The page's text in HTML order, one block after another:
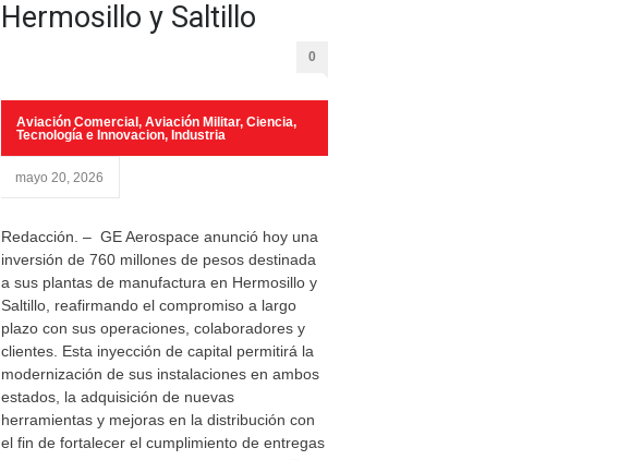
Hermosillo y Saltillo
0
Aviación Comercial , Aviación Militar, Ciencia,
Tecnología e Innovacion, Industria
mayo 20, 2026
Redacción. – GE Aerospace anunció hoy una
inversión de 760 millones de pesos destinada
a sus plantas de manufactura en Hermosillo y
Saltillo, reafirmando el compromiso a largo
plazo con sus operaciones, colaboradores y
clientes. Esta inyección de capital permitirá la
modernización de sus instalaciones en ambos
estados, la adquisición de nuevas
herramientas y mejoras en la distribución con
el fin de fortalecer el cumplimiento de entregas